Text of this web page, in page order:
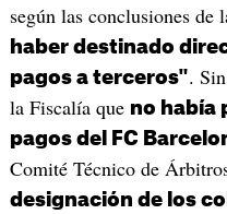
según las conclusiones
haber destinado
pagos a terceros".
la Fiscalía que no había
pagos del FC
Comité Técnico de
designación de los